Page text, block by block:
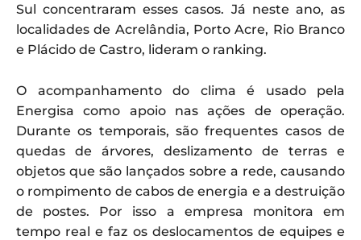
Sul concentraram esses casos. Já neste ano, as
localidades de Acrelândia, Porto Acre, Rio Branco
e Plácido de Castro, lideram o ranking.
O acompanhamento do clima é usado pela
Energisa como apoio nas ações de operação.
Durante os temporais, são frequentes casos de
quedas de árvores, deslizamento de terras e
objetos que são lançados sobre a rede, causando
o rompimento de cabos de energia e a destruição
de postes. Por isso a empresa monitora em
tempo real e faz os deslocamentos de equipes e